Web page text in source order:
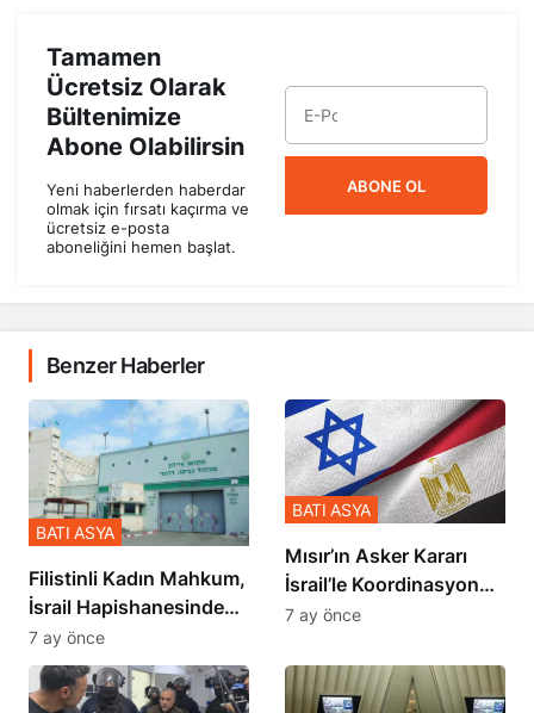
Tamamen
Ücretsiz Olarak
Bültenimize
Abone Olabilirsin
Yeni haberlerden haberdar
olmak için fırsatı kaçırma ve
ücretsiz e-posta
aboneliğini hemen başlat.
ABONE OL
Benzer Haberler
Filistinli Kadın Mahkum,
İsrail Hapishanesindeki
Zulmü Anlattı
BATI ASYA
7 ay önce
Mısır’ın Asker Kararı
İsrail’le Koordinasyon
İçinde Gerçekleşmiş
BATI ASYA
7 ay önce